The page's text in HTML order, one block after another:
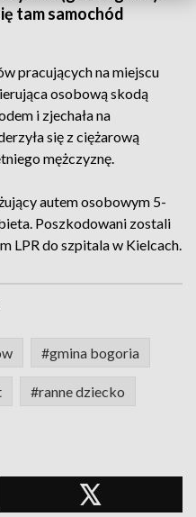
tam samochód
pracujących na miejscu
osobową skodą
i zjechała na
się z ciężarową
mężczyznę.
autem osobowym 5-
Poszkodowani zostali
LPR do szpitala w Kielcach.
#gmina bogoria
#ranne dziecko